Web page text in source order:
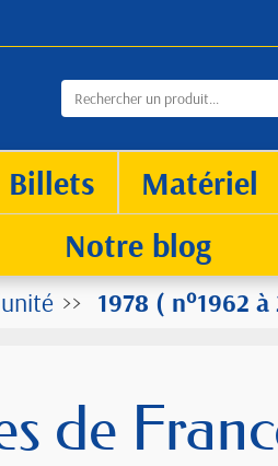
Billets Matériel
Notre blog
1978 ( n°1962 à
de